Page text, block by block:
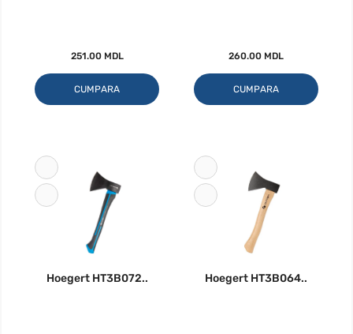
251.00 MDL
CUMPARA
260.00 MDL
CUMPARA
Hoegert HT3B072.. Hoegert HT3B064..